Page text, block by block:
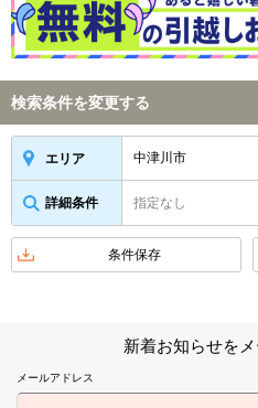
検索条件を変更する
エリア 中津川市
詳細条件 指定なし
条件保存
新着お知らせを
メールアドレス